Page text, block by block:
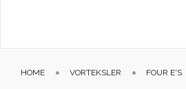
HOME VORTEKSLER FOUR E'S